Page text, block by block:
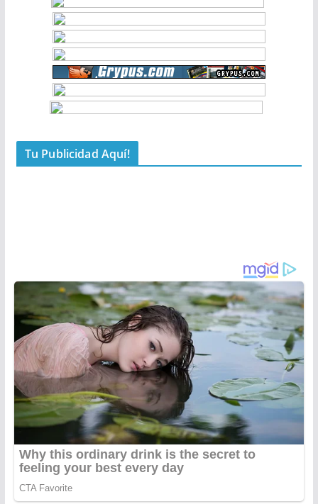
Tu Publicidad Aquí!